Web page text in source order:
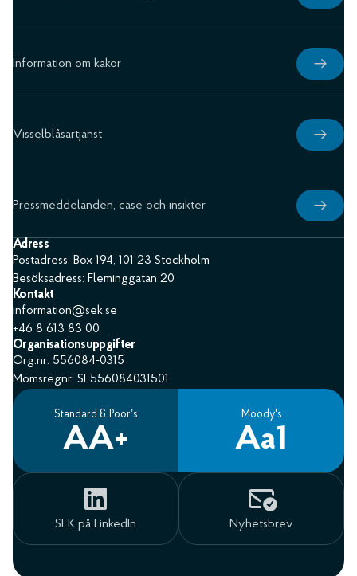
Information om kakor
Visselblåsartjänst
Pressmeddelanden, case och insikter
Adress
Postadress: Box 194, 101 23 Stockholm
Besöksadress: Fleminggatan 20
Kontakt
information@sek.se
+46 8 613 83 00
Organisationsuppgifter
Org.nr: 556084-0315
Momsregnr: SE556084031501
Standard & Poor’s
AA+
Moody's
Aa1
SEK på LinkedIn Nyhetsbrev